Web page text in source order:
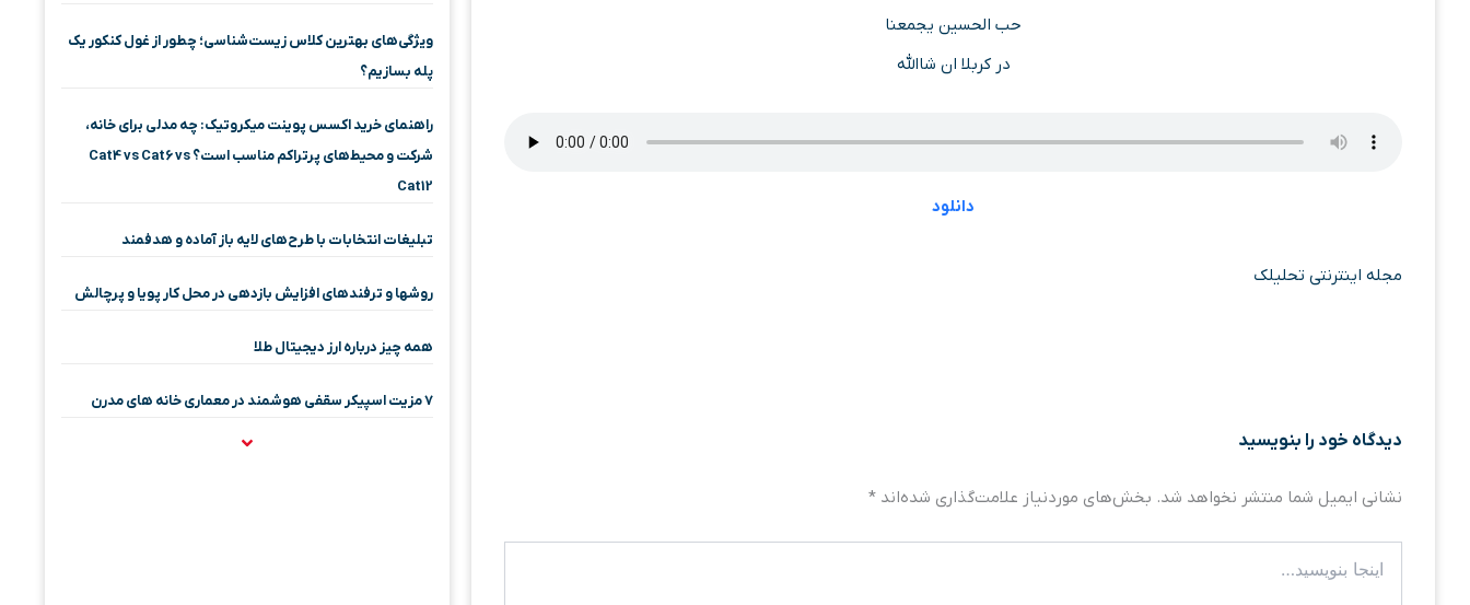
حب الحسین یجمعنا
در کربلا ان شاالله
دانلود
مجله اینترنتی تحلیلک
دیدگاه‌ خود را بنویسید
نشانی ایمیل شما منتشر نخواهد شد. بخش‌های موردنیاز علامت‌گذاری شده‌اند *
بنویسید…
ویژگی‌های بهترین کلاس زیست‌شناسی؛ چطور از غول کنکور یک
پله بسازیم؟
راهنمای خرید اکسس پوینت میکروتیک: چه مدلی برای خانه،
شرکت و محیط‌های پرتراکم مناسب است؟ Cat4 vs Cat6 vs
Cat12
تبلیغات انتخابات با طرح‌های لایه باز آماده و هدفمند
روشها و ترفندهای افزایش بازدهی در محل کار پویا و پرچالش
همه چیز درباره ارز دیجیتال طلا
۷ مزیت اسپیکر سقفی هوشمند در معماری خانه‌ های مدرن